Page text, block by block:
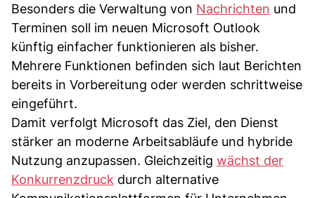
Besonders die Verwaltung von Nachrichten und
Terminen soll im neuen Microsoft Outlook
künftig einfacher funktionieren als bisher.
Mehrere Funktionen befinden sich laut Berichten
bereits in Vorbereitung oder werden schrittweise
eingeführt.
Damit verfolgt Microsoft das Ziel, den Dienst
stärker an moderne Arbeitsabläufe und hybride
Nutzung anzupassen. Gleichzeitig wächst der
Konkurrenzdruck durch alternative